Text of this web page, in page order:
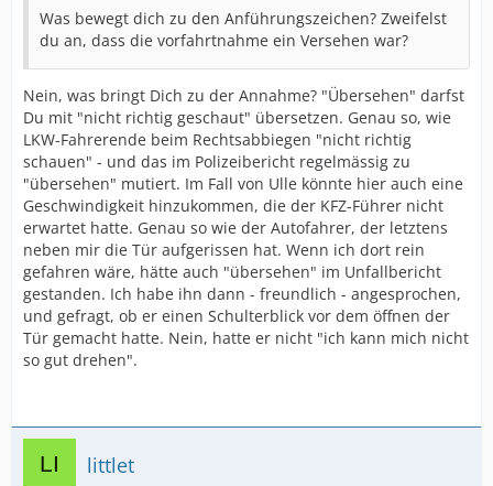
Was bewegt dich zu den Anführungszeichen? Zweifelst
du an, dass die vorfahrtnahme ein Versehen war?
Nein, was bringt Dich zu der Annahme? "Übersehen" darfst
Du mit "nicht richtig geschaut" übersetzen. Genau so, wie
LKW-Fahrerende beim Rechtsabbiegen "nicht richtig
schauen" - und das im Polizeibericht regelmässig zu
"übersehen" mutiert. Im Fall von Ulle könnte hier auch eine
Geschwindigkeit hinzukommen, die der KFZ-Führer nicht
erwartet hatte. Genau so wie der Autofahrer, der letztens
neben mir die Tür aufgerissen hat. Wenn ich dort rein
gefahren wäre, hätte auch "übersehen" im Unfallbericht
gestanden. Ich habe ihn dann - freundlich - angesprochen,
und gefragt, ob er einen Schulterblick vor dem öffnen der
Tür gemacht hatte. Nein, hatte er nicht "ich kann mich nicht
so gut drehen".
littlet